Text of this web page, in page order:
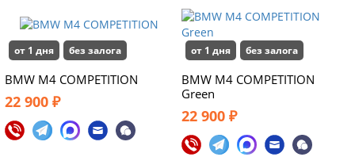
от 1 дня без залога
BMW M4 COMPETITION
22 900 ₽
от 1 дня без залога
BMW M4 COMPETITION
Green
22 900 ₽